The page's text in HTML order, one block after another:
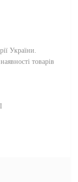
України.
товарів